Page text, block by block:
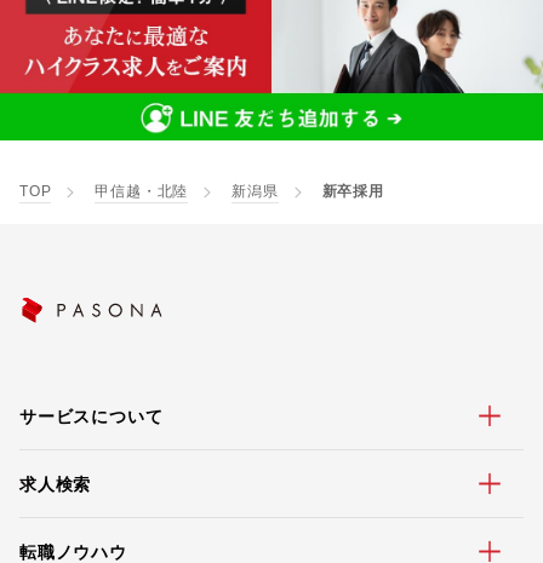
TOP 甲信越・北陸 新潟県 新卒採用
サービスについて
求人検索
転職ノウハウ